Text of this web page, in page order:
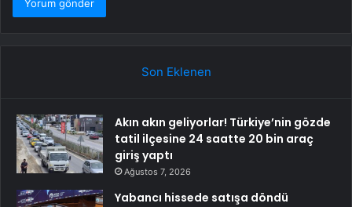
Son Eklenen
Akın akın geliyorlar! Türkiye’nin gözde
tatil ilçesine 24 saatte 20 bin araç
giriş yaptı
Ağustos 7, 2026
Yabancı hissede satışa döndü